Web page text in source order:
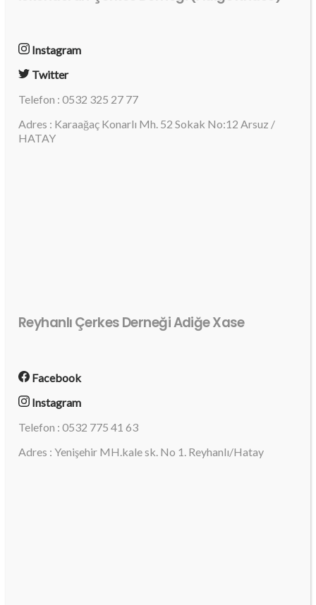
Instagram
Twitter
Telefon : 0532 325 27 77
Adres : Karaağaç Konarlı Mh. 52 Sokak No:12 Arsuz /
HATAY
Reyhanlı Çerkes Derneği Adiğe Xase
Facebook
Instagram
Telefon : 0532 775 41 63
Adres : Yenişehir MH.kale sk. No 1. Reyhanlı/Hatay